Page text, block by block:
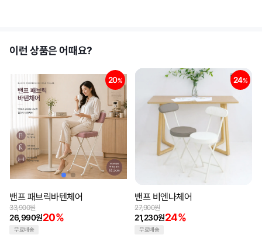
이런 상품은 어때요?
20%
밴프 패브릭바텐체어
26,990원20%
33,900원
무료배송
24%
밴프 비엔나체어
21,230원24%
27,900원
무료배송